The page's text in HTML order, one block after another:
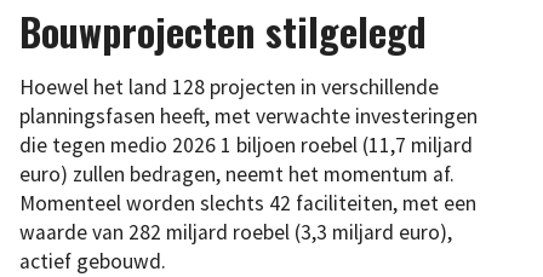
Bouwprojecten stilgelegd
Hoewel het land 128 projecten in verschillende
planningsfasen heeft, met verwachte investeringen
die tegen medio 2026 1 biljoen roebel (11,7 miljard
euro) zullen bedragen, neemt het momentum af.
Momenteel worden slechts 42 faciliteiten, met een
waarde van 282 miljard roebel (3,3 miljard euro),
actief gebouwd.